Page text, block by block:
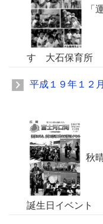
「
す 大石保育所
平成１９年１２
秋
誕生日イベント